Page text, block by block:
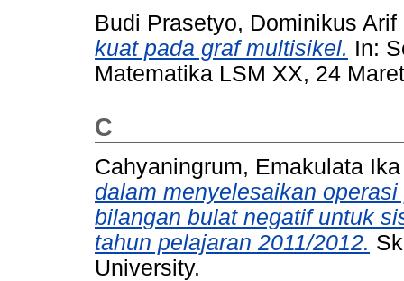
Budi Prasetyo, Dominikus Arif
kuat pada graf multisikel. In:
Matematika LSM XX, 24
C
Cahyaningrum, Emakulata
dalam menyelesaikan
bilangan bulat negatif untuk
tahun pelajaran 2011/2012.
University.